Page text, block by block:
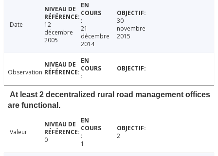
Date
12
décembre
2005
21
décembre
2014
30
novembre
2015
Observation
At least 2 decentralized rural road management offices
are functional.
Valeur
0
1
2